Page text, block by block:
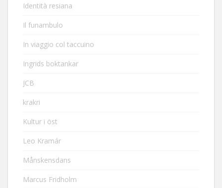
Identità resiana
Il funambulo
In viaggio col taccuino
Ingrids boktankar
JCB
krakri
Kultur i öst
Leo Kramár
Månskensdans
Marcus Fridholm